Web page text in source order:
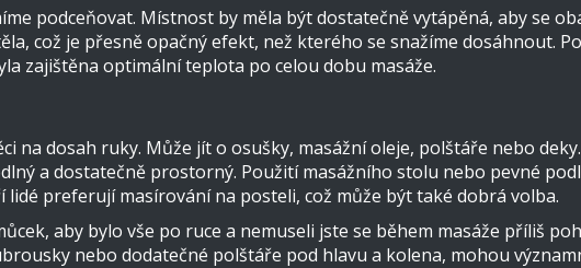
podceňovat. Místnost by měla být dostatečně vytápěná, aby se
což je přesně opačný efekt, než kterého se snažíme dosáhnout.
zajištěna optimální teplota po celou dobu masáže.
na dosah ruky. Může jít o osušky, masážní oleje, polštáře nebo
a dostatečně prostorný. Použití masážního stolu nebo pevné
preferují masírování na posteli, což může být také dobrá volba.
aby bylo vše po ruce a nemuseli jste se během masáže příliš
nebo dodatečné polštáře pod hlavu a kolena, mohou